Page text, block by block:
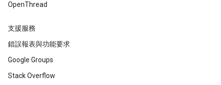
OpenThread
支援服務
錯誤報表與功能要求
Google Groups
Stack Overflow